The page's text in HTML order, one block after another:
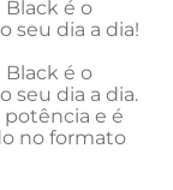
Black é o
seu dia a dia!
Black é o
seu dia a dia.
potência e é
no formato